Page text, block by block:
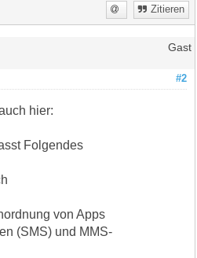
Zitieren
Gast
#2
hier:
Folgendes
von Apps
(SMS) und MMS-